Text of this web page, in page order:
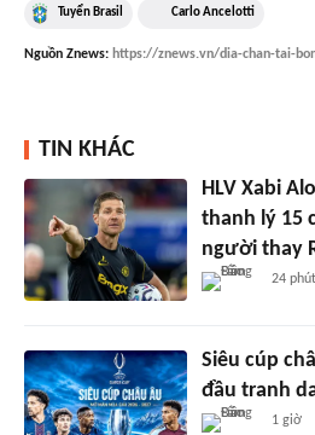
Tuyển Brasil Carlo Ancelotti
Nguồn Znews: https://znews.vn/dia-chan-tai-
TIN KHÁC
HLV Xabi
thanh lý 15
người thay
24 phút
Siêu cúp
đầu tranh
1 giờ